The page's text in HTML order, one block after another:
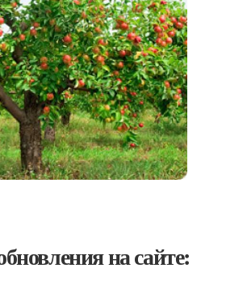
на сайте: